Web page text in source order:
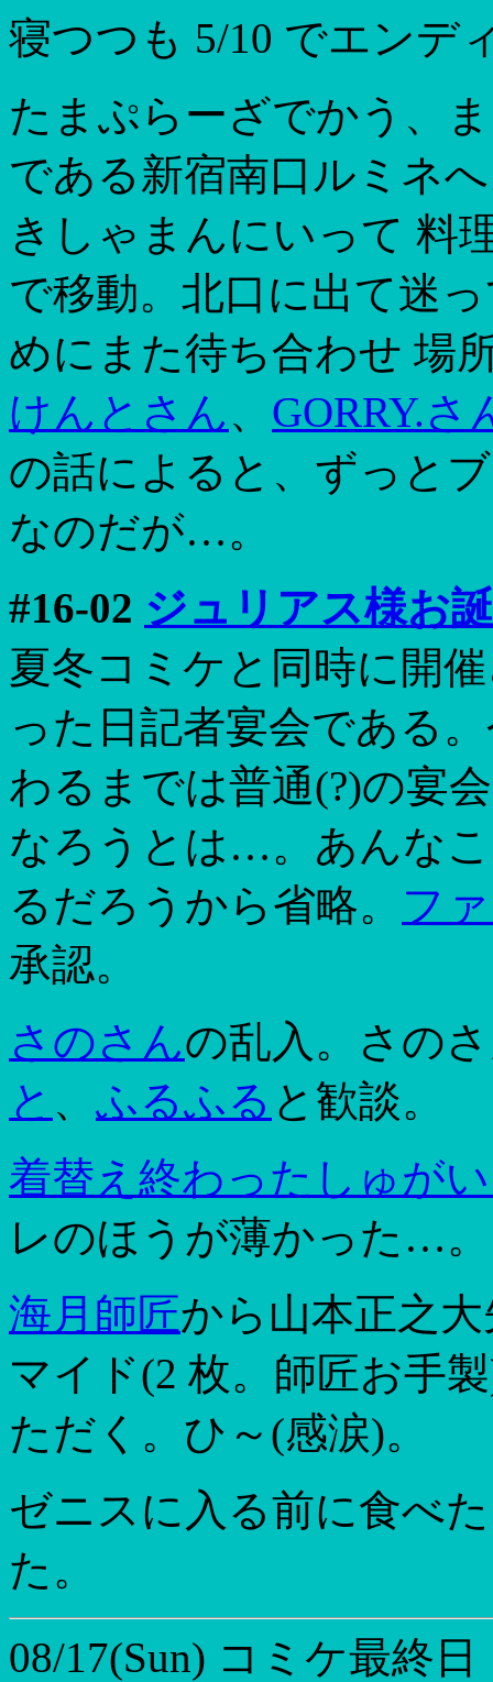
寝つつも 5/10 でエンデ
たまぷらーざでかう、
である新宿南口ルミネ
きしゃまんにいって 料
で移動。北口に出て迷
めにまた待ち合わせ 場
けんとさん、 GORRY.さ
の話によると、ずっと
なのだが…。
#16-02 ジュリアス様お
夏冬コミケと同時に開
った日記者宴会である
わるまでは普通(?)の宴
なろうとは…。あんな
るだろうから省略。 フ
承認。
さのさんの乱入。さの
と 、 ふるふる と歓談。
着替え終わった しゅが
レのほうが薄かった…。
海月師匠から山本正之
マイド(2 枚。師匠お手
ただく。ひ～(感涙)。
ゼニスに入る前に食べ
た。
08/17(Sun) コミケ最終日